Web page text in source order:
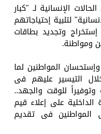
الإنسانية لـ "كبار
لتلبية إحتياجاتهم
وتجديد بطاقات
المواطنين لما
التيسير عليهم فى
للوقت والجهد..
على إعلاء قيم
المواطنين فى تقديم